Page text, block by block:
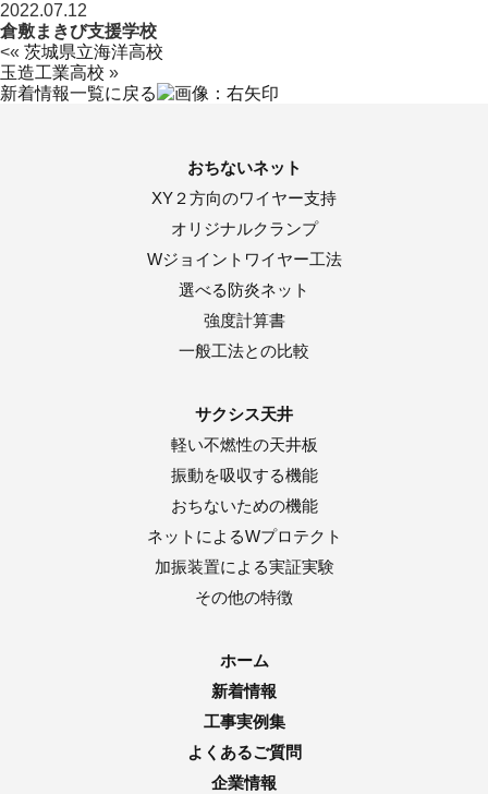
2022.07.12
倉敷まきび支援学校
<« 茨城県立海洋高校
玉造工業高校 »
新着情報一覧に戻る
おちないネット
XY２方向のワイヤー支持
オリジナルクランプ
Wジョイントワイヤー工法
選べる防炎ネット
強度計算書
一般工法との比較
サクシス天井
軽い不燃性の天井板
振動を吸収する機能
おちないための機能
ネットによるWプロテクト
加振装置による実証実験
その他の特徴
ホーム
新着情報
工事実例集
よくあるご質問
企業情報